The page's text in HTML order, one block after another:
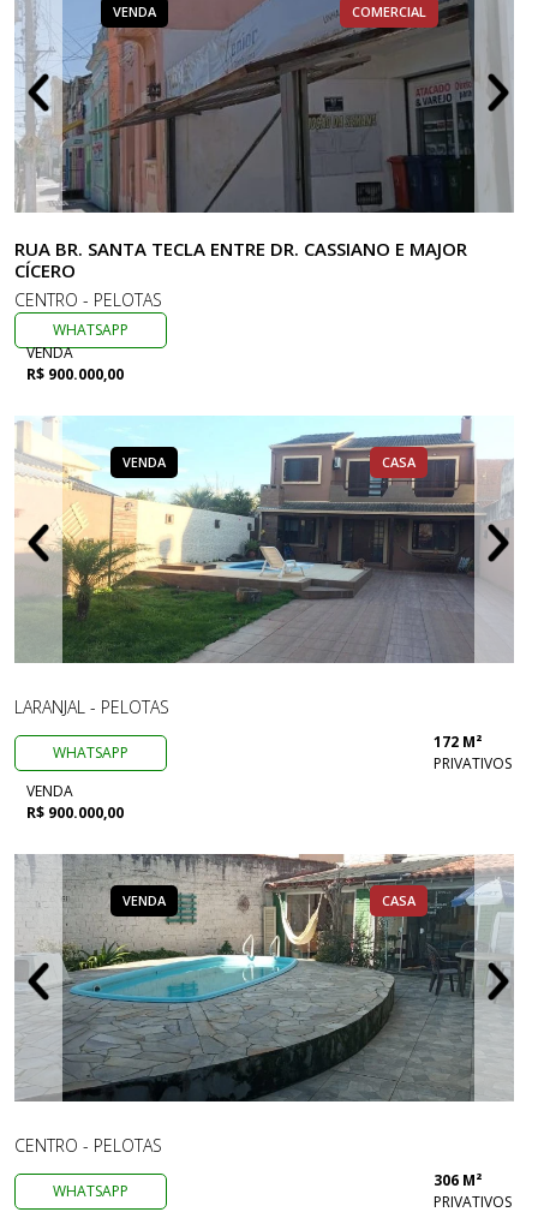
VENDA COMERCIAL
RUA BR. SANTA TECLA ENTRE DR. CASSIANO E MAJOR
CÍCERO
CENTRO - PELOTAS
WHATSAPP
VENDA
R$ 900.000,00
VENDA CASA
LARANJAL - PELOTAS
WHATSAPP
172 M²
PRIVATIVOS
VENDA
R$ 900.000,00
VENDA CASA
CENTRO - PELOTAS
WHATSAPP
306 M²
PRIVATIVOS